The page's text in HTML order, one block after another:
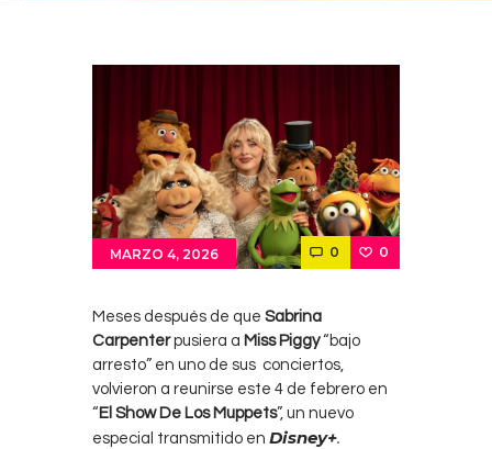
MARZO 4, 2026 0 0
Meses después de que Sabrina
Carpenterpusiera a Miss Piggy“bajo
arresto” en uno de sus conciertos,
volvieron a reunirse este 4 de febrero en
“ El Show De Los Muppets”, un nuevo
especial transmitido en Disney+.